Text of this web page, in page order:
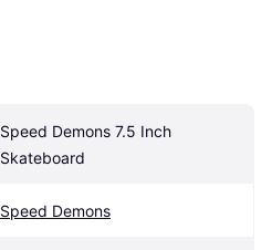
Speed Demons 7.5 Inch
Skateboard
Speed Demons